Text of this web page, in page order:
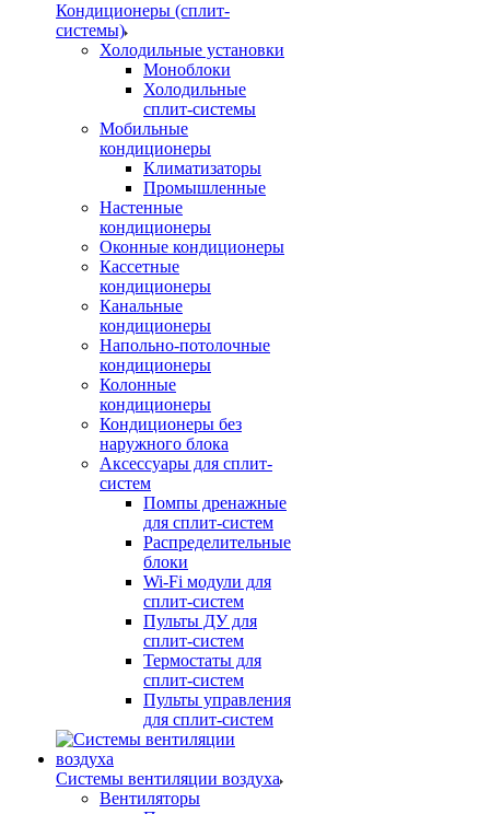
Кондиционеры (сплит-
системы)
Холодильные установки
Моноблоки
Холодильные
сплит-системы
Мобильные
кондиционеры
Климатизаторы
Промышленные
Настенные
кондиционеры
Оконные кондиционеры
Кассетные
кондиционеры
Канальные
кондиционеры
Напольно-потолочные
кондиционеры
Колонные
кондиционеры
Кондиционеры без
наружного блока
Аксессуары для сплит-
систем
Помпы дренажные
для сплит-систем
Распределительные
блоки
Wi-Fi модули для
сплит-систем
Пульты ДУ для
сплит-систем
Термостаты для
сплит-систем
Пульты управления
для сплит-систем
Системы вентиляции воздуха
Вентиляторы